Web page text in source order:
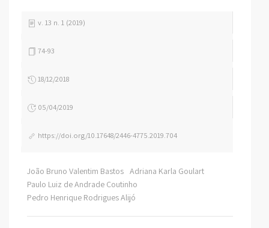
v. 13 n. 1 (2019)
74-93
18/12/2018
05/04/2019
https://doi.org/10.17648/2446-4775.2019.704
João Bruno Valentim Bastos
Adriana Karla Goulart
Paulo Luiz de Andrade Coutinho
Pedro Henrique Rodrigues Alijó